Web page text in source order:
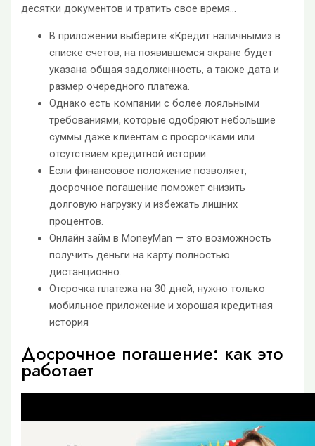
десятки документов и тратить свое время…
В приложении выберите «Кредит наличными» в
списке счетов, на появившемся экране будет
указана общая задолженность, а также дата и
размер очередного платежа.
Однако есть компании с более лояльными
требованиями, которые одобряют небольшие
суммы даже клиентам с просрочками или
отсутствием кредитной истории.
Если финансовое положение позволяет,
досрочное погашение поможет снизить
долговую нагрузку и избежать лишних
процентов.
Онлайн займ в MoneyMan — это возможность
получить деньги на карту полностью
дистанционно.
Отсрочка платежа на 30 дней, нужно только
мобильное приложение и хорошая кредитная
история
Досрочное погашение: как это
работает